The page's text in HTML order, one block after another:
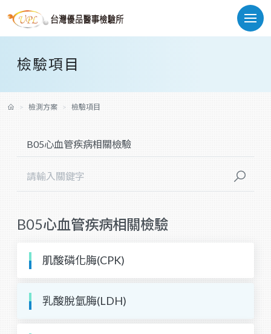
檢驗項目
檢測方案 檢驗項目
B05心血管疾病相關檢驗
肌酸磷化脢(CPK)
乳酸脫氫脢(LDH)